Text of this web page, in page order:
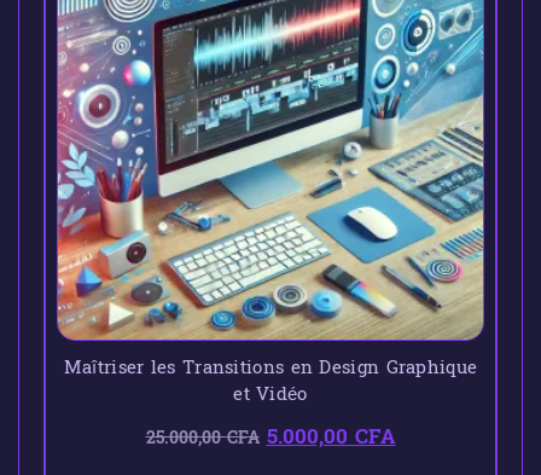
Maîtriser les Transitions en Design Graphique
et Vidéo
25.000,00CFA 5.000,00CFA